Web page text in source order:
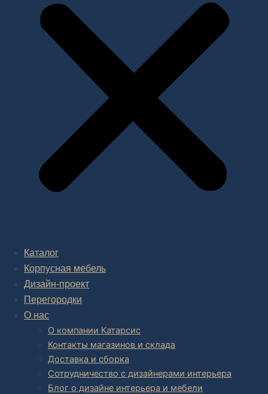
Каталог
Корпусная мебель
Дизайн-проект
Перегородки
О нас
О компании Катарсис
Контакты магазинов и склада
Доставка и сборка
Сотрудничество с дизайнерами интерьера
Блог о дизайне интерьера и мебели
дизайн проекта интерьера,
В салоне мебелииинтернет магазине дизайнерской мебели
есть и готовые товары, которые можем доставить уже сегодня, и
корпусная мебель на заказ, включая кухни.